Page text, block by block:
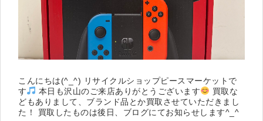
こんにちは(^_^) リサイクルショップピースマーケットで
す
本日も沢山のご来店ありがとうございます
買取な
どもありまして、ブランド品とか買取させていただきまし
た！ 買取したものは後日、ブログにてお知らせします^_^